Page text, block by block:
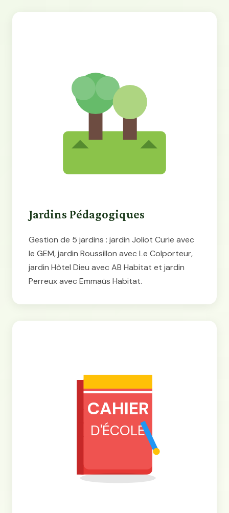
Jardins Pédagogiques
Gestion de 5 jardins : jardin Joliot Curie avec
le GEM, jardin Roussillon avec Le Colporteur,
jardin Hôtel Dieu avec AB Habitat et jardin
Perreux avec Emmaüs Habitat.
CAHIER
D'ÉCOLE